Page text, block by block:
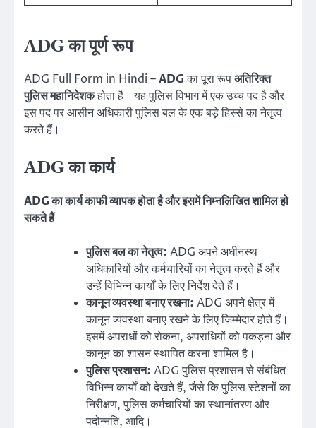
ADG का पूर्ण रूप
ADG Full Form in Hindi –ADGका पूरा रूपअतिरिक्त
पुलिस महानिदेशकहोता है। यह पुलिस विभाग में एक उच्च पद है और
इस पद पर आसीन अधिकारी पुलिस बल के एक बड़े हिस्से का नेतृत्व
करते हैं।
ADG का कार्य
ADG का कार्य काफी व्यापक होता है और इसमें निम्नलिखित शामिल हो
सकते हैं
पुलिस बल का नेतृत्व: ADG अपने अधीनस्थ
अधिकारियों और कर्मचारियों का नेतृत्व करते हैं और
उन्हें विभिन्न कार्यों के लिए निर्देश देते हैं।
कानून व्यवस्था बनाए रखना: ADG अपने क्षेत्र में
कानून व्यवस्था बनाए रखने के लिए जिम्मेदार होते हैं।
इसमें अपराधों को रोकना, अपराधियों को पकड़ना और
कानून का शासन स्थापित करना शामिल है।
पुलिस प्रशासन: ADG पुलिस प्रशासन से संबंधित
विभिन्न कार्यों को देखते हैं, जैसे कि पुलिस स्टेशनों का
निरीक्षण, पुलिस कर्मचारियों का स्थानांतरण और
पदोन्नति, आदि।